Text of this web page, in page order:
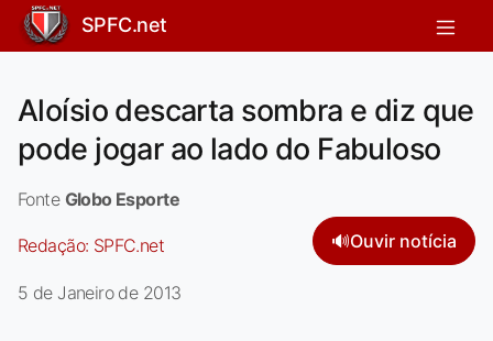
SPFC.net
Aloísio descarta sombra e diz que
pode jogar ao lado do Fabuloso
Fonte Globo Esporte
Redação: SPFC.net 🔊Ouvir notícia
5 de Janeiro de 2013